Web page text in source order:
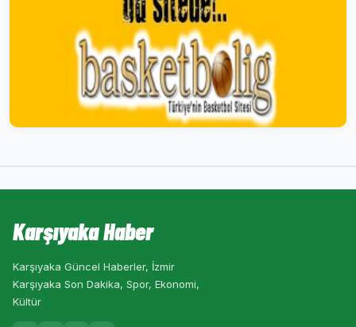
Karşıyaka Haber
Karşıyaka Güncel Haberler, İzmir
Karşıyaka Son Dakika, Spor, Ekonomi,
Kültür